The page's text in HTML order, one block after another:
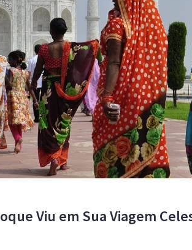
Viu em Sua Viagem